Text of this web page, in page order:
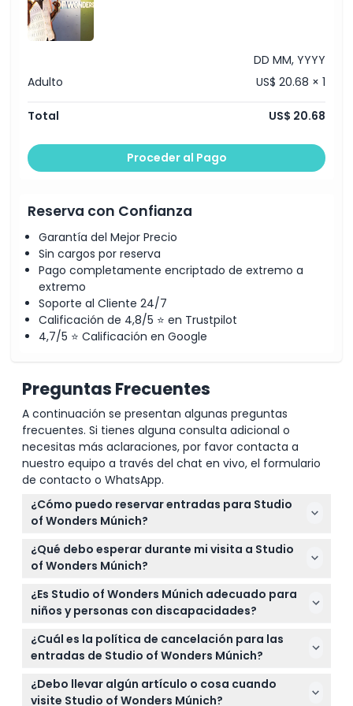
Horario de Apertura
Cosas a Saber
Ubicación
Cómo Llegar
Política de Cancelación
DD MM, YYYY
Adulto
US$ 20.68 × 1
Total US$ 20.68
Proceder al Pago
Reserva con Confianza
Garantía del Mejor Precio
Sin cargos por reserva
Pago completamente encriptado de extremo a
extremo
Soporte al Cliente 24/7
Calificación de 4,8/5 ⭐ en Trustpilot
4,7/5 ⭐ Calificación en Google
Preguntas Frecuentes
A continuación se presentan algunas preguntas
frecuentes. Si tienes alguna consulta adicional o
necesitas más aclaraciones, por favor contacta a
nuestro equipo a través del chat en vivo, el formulario
de contacto o WhatsApp.
¿Cómo puedo reservar entradas para Studio
of Wonders Múnich?
Puedes reservar tus entradas fácilmente en línea
aquí mismo en este sitio web. Simplemente
proceso de reserva para asegurar tu lugar.
¿Qué debo esperar durante mi visita a Studio
of Wonders Múnich?
Espera una experiencia divertida de 90 minutos
explorando más de 20 sets fotográficos inmersivos,
incluyendo una habitación invertida, una piscina de
pelotas rosa y una colorida pista de baile infinita
para fotos increíbles y creatividad.
¿Es Studio of Wonders Múnich adecuado para
niños y personas con discapacidades?
Sí, se reciben visitantes de todas las edades,
aunque los niños menores de 14 años deben estar
con un ascensor y la mayoría de las instalaciones
son libres de barreras.
¿Cuál es la política de cancelación para las
entradas de Studio of Wonders Múnich?
Las entradas no son reembolsables ni cancelables,
así que asegúrate de elegir cuidadosamente la
¿Debo llevar algún artículo o cosa cuando
visite Studio of Wonders Múnich?